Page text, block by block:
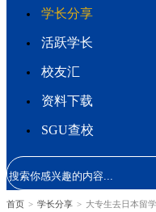
学长分享
活跃学长
校友汇
资料下载
SGU查校
首页 > 学长分享 > 大专生去日本留